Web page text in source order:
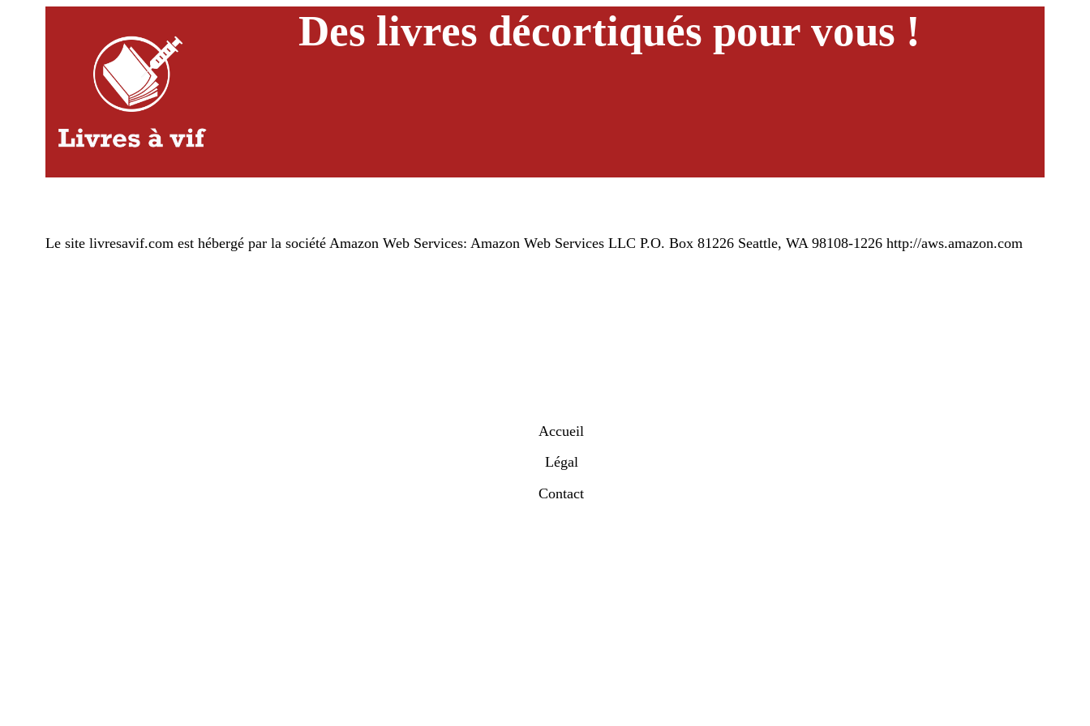
Des livres décortiqués pour vous !
Le site livresavif.com est hébergé par la société Amazon Web Services: Amazon Web Services LLC P.O. Box 81226 Seattle, WA 98108-1226 http://aws.amazon.com
Accueil
Légal
Contact